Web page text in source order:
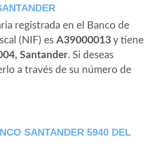
registrada en el Banco de
(NIF) es A39000013y tiene
Santander. Si deseas
a través de su número de
SANTANDER 5940 DEL